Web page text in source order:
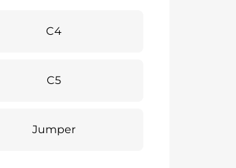
C4
C5
Jumper